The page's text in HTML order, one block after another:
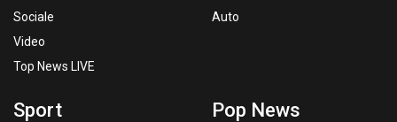
Sociale
Video
Top News LIVE
Auto
Sport Pop News